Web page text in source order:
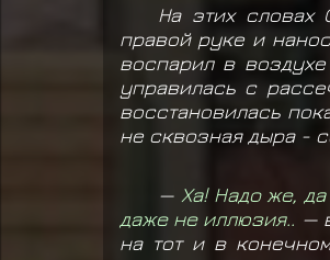
На этих словах
правой руке и
воспарил в
управилась с
восстановилась
не сквозная дыра -
— Ха! Надо же,
даже не иллюзия.. —
на тот и в